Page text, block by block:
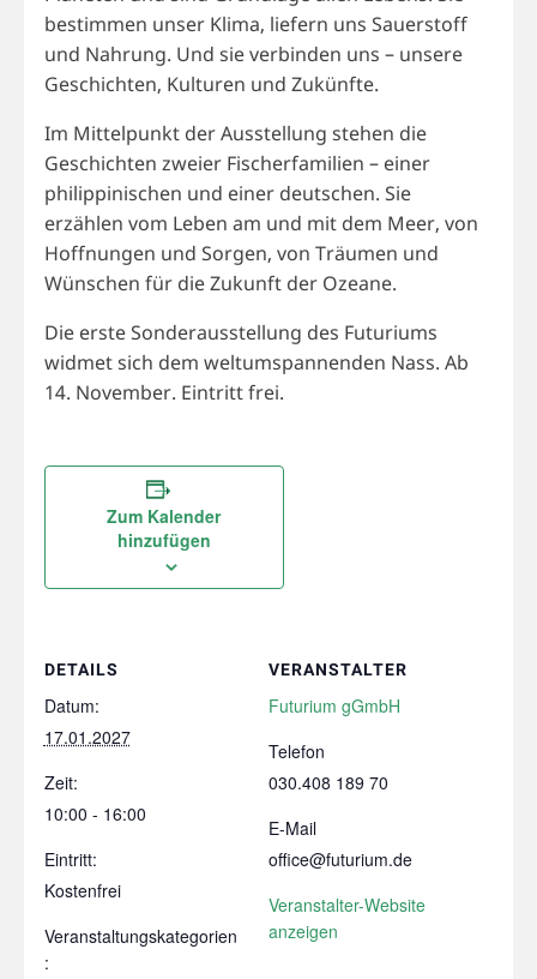
bestimmen unser Klima, liefern uns Sauerstoff
und Nahrung. Und sie verbinden uns – unsere
Geschichten, Kulturen und Zukünfte.
Im Mittelpunkt der Ausstellung stehen die
Geschichten zweier Fischerfamilien – einer
philippinischen und einer deutschen. Sie
erzählen vom Leben am und mit dem Meer, von
Hoffnungen und Sorgen, von Träumen und
Wünschen für die Zukunft der Ozeane.
Die erste Sonderausstellung des Futuriums
widmet sich dem weltumspannenden Nass. Ab
14. November. Eintritt frei.
Zum Kalender
hinzufügen
DETAILS
Datum:
17.01.2027
Zeit:
10:00 - 16:00
Eintritt:
Kostenfrei
Veranstaltungskategorien
:
VERANSTALTER
Futurium gGmbH
Telefon
030.408 189 70
E-Mail
office@futurium.de
Veranstalter-Website
anzeigen